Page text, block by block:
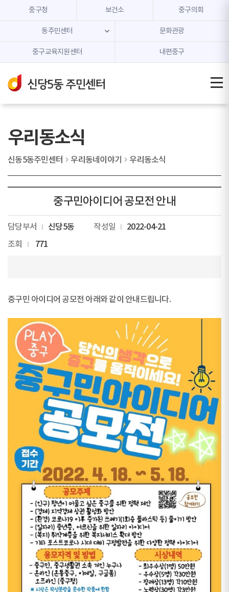
본문 내용 바로가기
주메뉴 바로가기
중구청 보건소 중구의회
동주민센터 문화관광
중구교육지원센터 내편중구
우리동소식
신동5동주민센터 우리동네이야기 우리동소식
중구민아이디어 공모전 안내
담당부서 신당5동 작성일
2022-04-21
조회
771
중구민 아이디어 공모전 아래와 같이 안내드립니다.